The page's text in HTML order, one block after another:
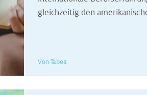
gleichzeitig den
Von Tabea